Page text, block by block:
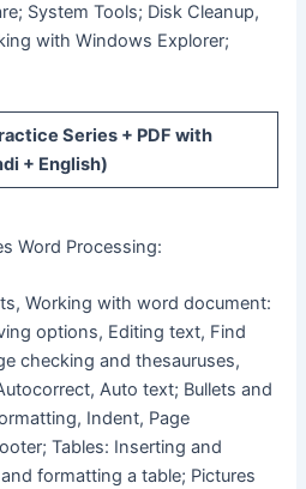
System Tools; Disk Cleanup,
with Windows Explorer;
Series + PDF with
+ English)
Word Processing:
Working with word document:
options, Editing text, Find
checking and thesauruses,
Auto text; Bullets and
Indent, Page
Tables: Inserting and
formatting a table; Pictures